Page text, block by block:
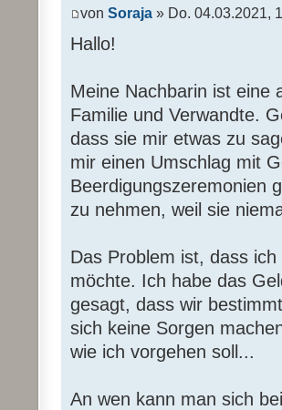
von Soraja » Do. 04.03.2021,
Hallo!
Meine Nachbarin ist eine
Familie und Verwandte.
dass sie mir etwas zu
mir einen Umschlag mit
Beerdigungszeremonien
zu nehmen, weil sie
Das Problem ist, dass
möchte. Ich habe das
gesagt, dass wir
sich keine Sorgen
wie ich vorgehen soll...
An wen kann man sich